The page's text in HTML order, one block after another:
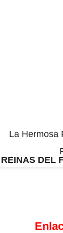
La Hermosa
REINAS DEL